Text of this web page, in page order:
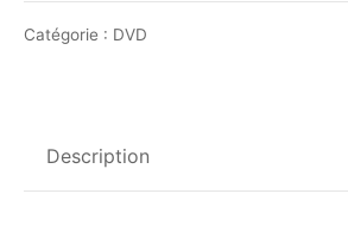
dance
Catégorie : DVD
Description